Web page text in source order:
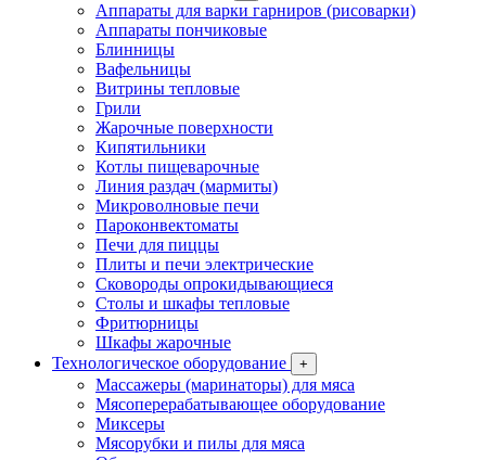
Аппараты для варки гарниров (рисоварки)
Аппараты пончиковые
Блинницы
Вафельницы
Витрины тепловые
Грили
Жарочные поверхности
Кипятильники
Котлы пищеварочные
Линия раздач (мармиты)
Микроволновые печи
Пароконвектоматы
Печи для пиццы
Плиты и печи электрические
Сковороды опрокидывающиеся
Столы и шкафы тепловые
Фритюрницы
Шкафы жарочные
Технологическое оборудование
+
Массажеры (маринаторы) для мяса
Мясоперерабатывающее оборудование
Миксеры
Мясорубки и пилы для мяса